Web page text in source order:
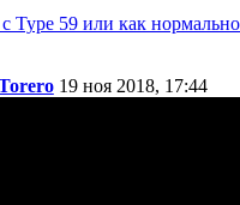
Type 59 или как
19 ноя 2018, 17:44